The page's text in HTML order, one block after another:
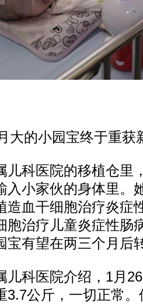
的小园宝终于重获
科医院的移植仓里
入小家伙的身体里。
造血干细胞治疗炎症
胞治疗儿童炎症性肠
宝有望在两三个月后
科医院介绍，1月26
3.7公斤，一切正常